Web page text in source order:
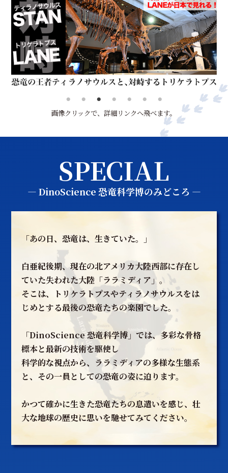
画像クリックで、詳細リンクへ飛べます。
SPECIAL
― DinoScience 恐竜科学博のみどころ ―
「あの日、恐竜は、生きていた。」
白亜紀後期、現在の北アメリカ大陸西部に存在し
ていた失われた大陸「ララミディア」。
そこは、トリケラトプスやティラノサウルスをは
じめとする最後の恐竜たちの楽園でした。
「DinoScience 恐竜科学博」では、多彩な骨格
標本と最新の技術を駆使し
科学的な視点から、ララミディアの多様な生態系
と、その一員としての恐竜の姿に迫ります。
かつて確かに生きた恐竜たちの息遣いを感じ、壮
大な地球の歴史に思いを馳せてみてください。